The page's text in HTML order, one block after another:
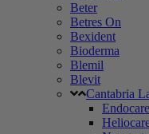
Beter
Betres On
Bexident
Bioderma
Blemil
Blevit
Cantabria
Endocare